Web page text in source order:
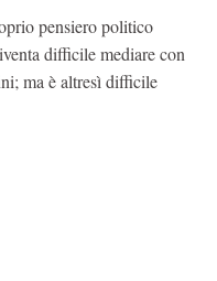
pensiero politico
difficile mediare con
ma è altresì difficile